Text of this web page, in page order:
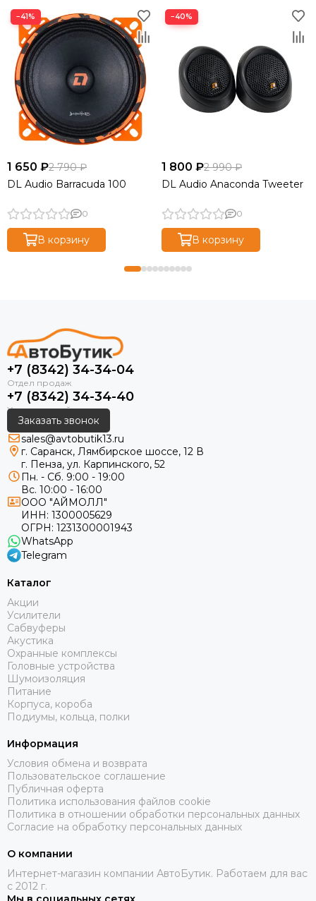
−41%
1 650 ₽2 790 ₽
DL Audio Barracuda 100
0
В корзину
−40%
1 800 ₽2 990 ₽
DL Audio Anaconda Tweeter
0
В корзину
+7 (8342) 34-34-04
+7 (8342) 34-34-40
Заказать звонок
sales@avtobutik13.ru
г. Саранск, Лямбирское шоссе, 12 В
г. Пенза, ул. Карпинского, 52
Пн. - Сб. 9:00 - 19:00
Вс. 10:00 - 16:00
ООО "АЙМОЛЛ"
ИНН: 1300005629
ОГРН: 1231300001943
WhatsApp
Telegram
Каталог
Акции
Усилители
Сабвуферы
Акустика
Охранные комплексы
Головные устройства
Шумоизоляция
Питание
Корпуса, короба
Подиумы, кольца, полки
Информация
Условия обмена и возврата
Пользовательское соглашение
Публичная оферта
Политика использования файлов cookie
Политика в отношении обработки персональных данных
Согласие на обработку персональных данных
О компании
Интернет-магазин компании АвтоБутик. Работаем для вас
с 2012 г.